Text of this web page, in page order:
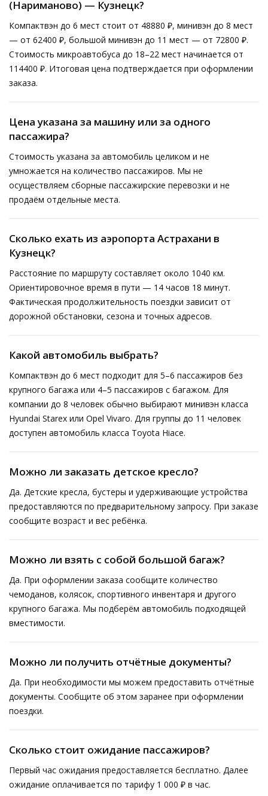
(Нариманово) — Кузнецк?
Компактвэн до 6 мест стоит от 48880 ₽, минивэн до 8 мест
— от 62400 ₽, большой минивэн до 11 мест — от 72800 ₽.
Стоимость микроавтобуса до 18–22 мест начинается от
114400 ₽. Итоговая цена подтверждается при оформлении
заказа.
Цена указана за машину или за одного
пассажира?
Стоимость указана за автомобиль целиком и не
умножается на количество пассажиров. Мы не
осуществляем сборные пассажирские перевозки и не
продаём отдельные места.
Сколько ехать из аэропорта Астрахани в
Кузнецк?
Расстояние по маршруту составляет около 1040 км.
Ориентировочное время в пути — 14 часов 18 минут.
Фактическая продолжительность поездки зависит от
дорожной обстановки, сезона и точных адресов.
Какой автомобиль выбрать?
Компактвэн до 6 мест подходит для 5–6 пассажиров без
крупного багажа или 4–5 пассажиров с багажом. Для
компании до 8 человек обычно выбирают минивэн класса
Hyundai Starex или Opel Vivaro. Для группы до 11 человек
доступен автомобиль класса Toyota Hiace.
Можно ли заказать детское кресло?
Да. Детские кресла, бустеры и удерживающие устройства
предоставляются по предварительному запросу. При заказе
сообщите возраст и вес ребёнка.
Можно ли взять с собой большой багаж?
Да. При оформлении заказа сообщите количество
чемоданов, колясок, спортивного инвентаря и другого
крупного багажа. Мы подберём автомобиль подходящей
вместимости.
Можно ли получить отчётные документы?
Да. При необходимости мы можем предоставить отчётные
документы. Сообщите об этом заранее при оформлении
поездки.
Сколько стоит ожидание пассажиров?
Первый час ожидания предоставляется бесплатно. Далее
ожидание оплачивается по тарифу 1 000 ₽ в час.